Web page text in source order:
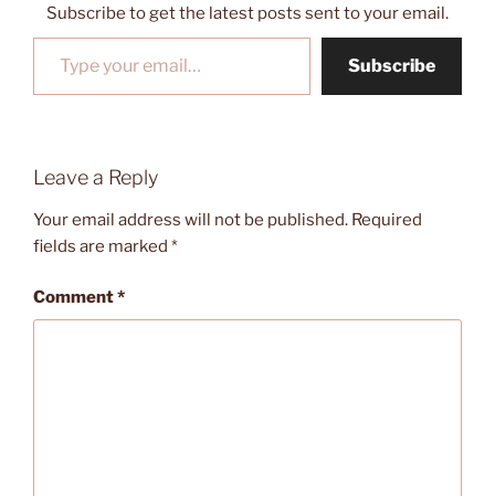
Subscribe to get the latest posts sent to your email.
Type your email…
Subscribe
Leave a Reply
Your email address will not be published. Required
fields are marked *
Comment*